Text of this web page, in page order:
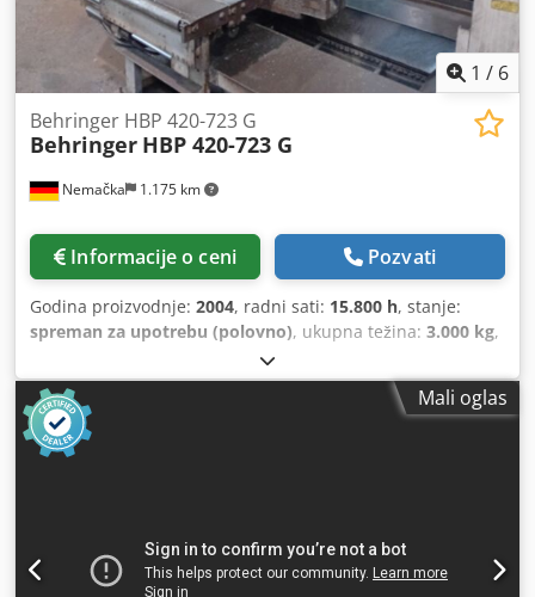
1 / 6
Nemačka 1.175 km
Behringer HBP 420-723 G
Behringer HBP 420-723 G
Informacije o ceni Pozvati
Godina proizvodnje: 2004, radni sati: 15.800 h, stanje:
spreman za upotrebu (polovno), ukupna težina: 3.000 kg,
Ova Behringer HBP 420-723 G metalna tračna pila
proizvedena je 2004. godine. Opremljena je pokretnim
valjkastim transporterom tipa Silberland B 660 / 15 m iz
2010. godine i ima oko 15.800 radnih sati. Pila nudi brzinu
rezanja od 10–120 m/min i pokreće je motor za pogon pile
vertikalnom i horizontalnom smeru. Valjkasti transporter
na strani za dovod materijala dugačak je 15 m i opremljen
Mali oglas